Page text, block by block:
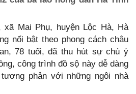
xã Mai Phụ, huyện Lộc Hà, Hà
nổi bật theo phong cách châu
78 tuổi, đã thu hút sự chú ý
công trình đồ sộ này dễ dàng
phản với những ngôi nhà